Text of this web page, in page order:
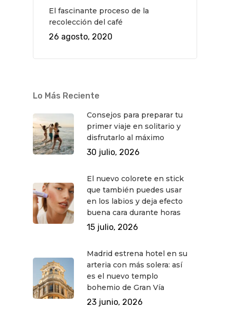
El fascinante proceso de la
recolección del café
26 agosto, 2020
Lo Más Reciente
Consejos para preparar tu
primer viaje en solitario y
disfrutarlo al máximo
30 julio, 2026
El nuevo colorete en stick
que también puedes usar
en los labios y deja efecto
buena cara durante horas
15 julio, 2026
Madrid estrena hotel en su
arteria con más solera: así
es el nuevo templo
bohemio de Gran Vía
23 junio, 2026